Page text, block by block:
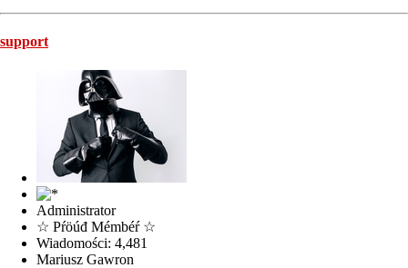
support
Administrator
☆ Pŕöúđ Mémbéŕ ☆
Wiadomości: 4,481
Mariusz Gawron